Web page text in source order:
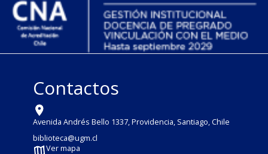
Contactos
Avenida Andrés Bello 1337, Providencia, Santiago, Chile
biblioteca@ugm.cl
Ver mapa